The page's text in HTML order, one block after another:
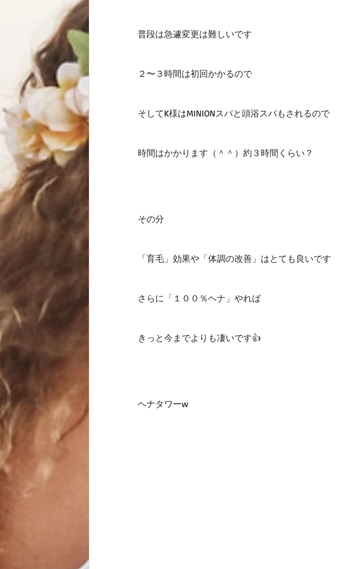
普段は急遽変更は難しいです
２〜３時間は初回かかるので
そしてK様はMINIONスパと頭浴スパもされるので
時間はかかります（＾＾）約３時間くらい？
その分
「育毛」効果や「体調の改善」はとても良いです
さらに「１００％ヘナ」やれば
きっと今までよりも凄いです👍
ヘナタワーw